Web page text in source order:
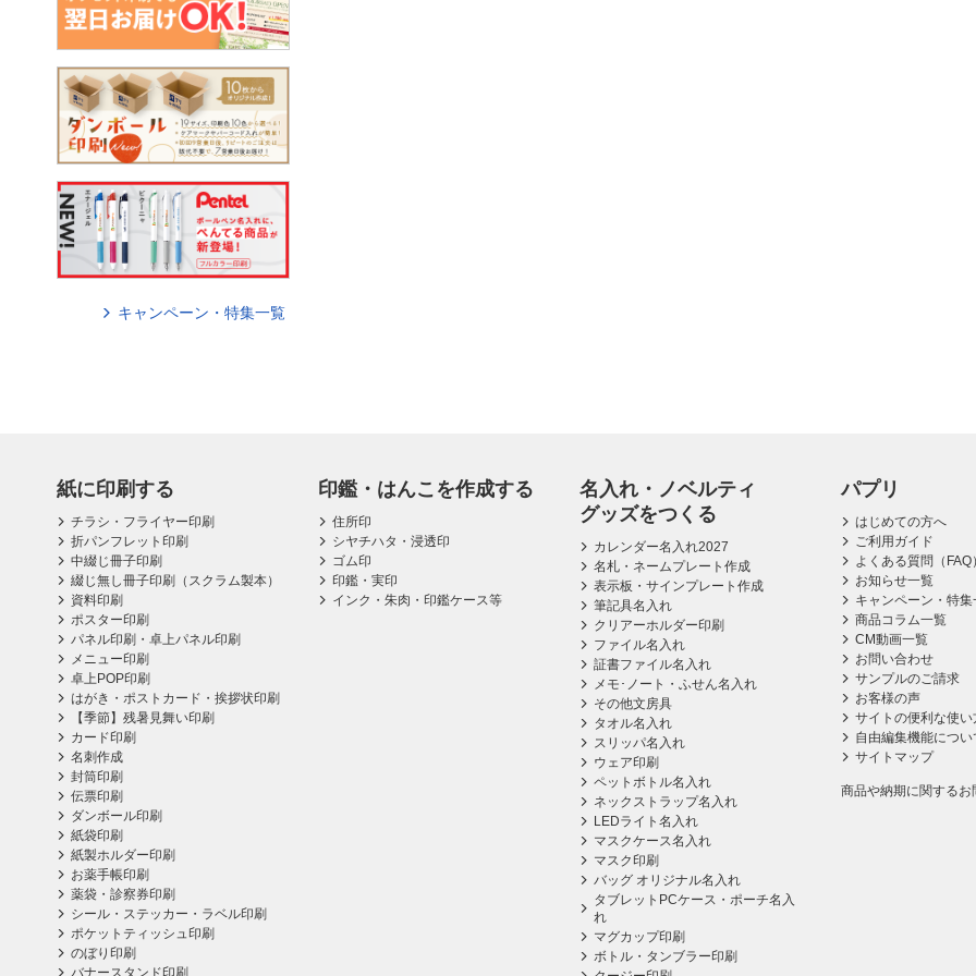
キャンペーン・特集一覧
紙に印刷する
チラシ・フライヤー印刷
折パンフレット印刷
中綴じ冊子印刷
綴じ無し冊子印刷（スクラム製本）
資料印刷
ポスター印刷
パネル印刷・卓上パネル印刷
メニュー印刷
卓上POP印刷
はがき・ポストカード・挨拶状印刷
【季節】残暑見舞い印刷
カード印刷
名刺作成
封筒印刷
伝票印刷
ダンボール印刷
紙袋印刷
紙製ホルダー印刷
お薬手帳印刷
薬袋・診察券印刷
シール・ステッカー・ラベル印刷
ポケットティッシュ印刷
のぼり印刷
印鑑・はんこを作成する
住所印
シヤチハタ・浸透印
ゴム印
印鑑・実印
インク・朱肉・印鑑ケース等
名入れ・ノベルティ
グッズをつくる
カレンダー名入れ2027
名札・ネームプレート作成
表示板・サインプレート作成
筆記具名入れ
クリアーホルダー印刷
ファイル名入れ
証書ファイル名入れ
メモ･ノート・ふせん名入れ
その他文房具
タオル名入れ
スリッパ名入れ
ウェア印刷
ペットボトル名入れ
ネックストラップ名入れ
LEDライト名入れ
マスクケース名入れ
マスク印刷
バッグ オリジナル名入れ
タブレットPCケース・ポーチ名入
れ
マグカップ印刷
ボトル・タンブラー印刷
パプリ
はじめての方へ
ご利用ガイド
よくある質問（FAQ
お知らせ一覧
キャンペーン・特集
商品コラム一覧
CM動画一覧
お問い合わせ
サンプルのご請求
お客様の声
サイトの便利な使い
自由編集機能につい
サイトマップ
商品や納期に関するお